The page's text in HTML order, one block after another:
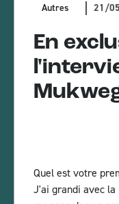
Autres 21/
En
Quel est votre
J'ai grandi avec